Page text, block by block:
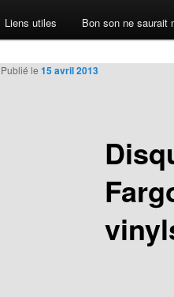
Liens utiles Bon son ne saurait
Publié le 15 avril 2013